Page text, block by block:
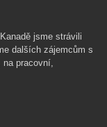
jsme strávili
dalších zájemcům s
na pracovní,